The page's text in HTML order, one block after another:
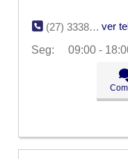
(27) 3338-5689
ver
Seg:
09:00 -
09:00 -
09:00 -
09:00 -